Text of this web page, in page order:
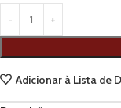
Adicionar à Lista de